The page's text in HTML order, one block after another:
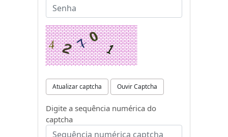
Atualizar captcha Ouvir Captcha
Digite a sequência numérica do
captcha